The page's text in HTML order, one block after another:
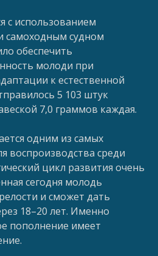
с использованием
самоходным судном
обеспечить
молоди при
к естественной
5 103 штук
7,0 граммов каждая.
одним из самых
воспроизводства среди
цикл развития очень
сегодня молодь
и сможет дать
18–20 лет. Именно
пополнение имеет